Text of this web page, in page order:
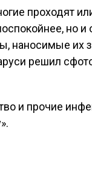
проходят
но и
наносимые их
решил
и прочие